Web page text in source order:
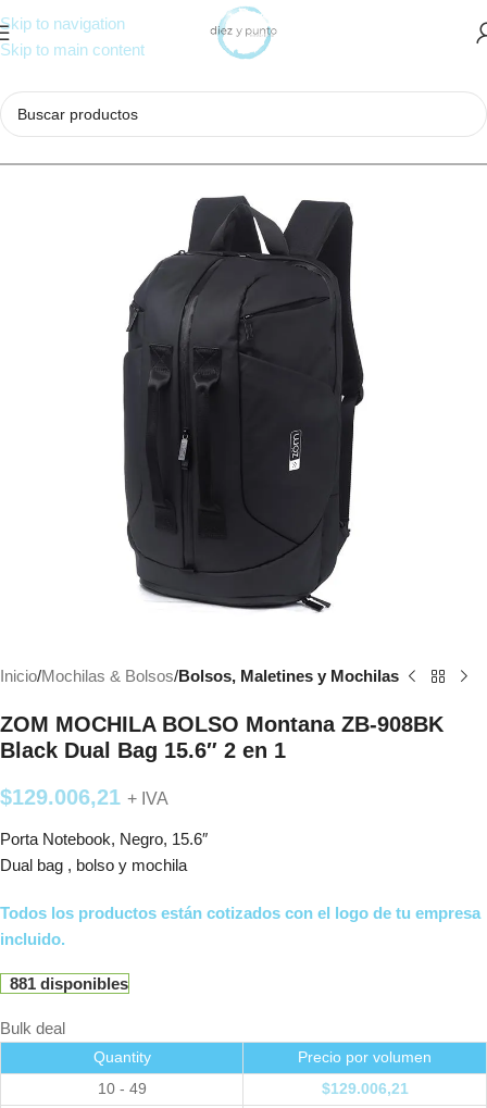
Skip to navigation
Skip to main content
Inicio Mochilas & Bolsos Bolsos, Maletines y Mochilas
ZOM MOCHILA BOLSO Montana ZB-908BK
Black Dual Bag 15.6″ 2 en 1
$129.006,21 + IVA
Porta Notebook, Negro, 15.6″
Dual bag , bolso y mochila
Todos los productos están cotizados con el logo de tu empresa
incluido.
881 disponibles
Bulk deal
Quantity
Precio por volumen
10 - 49
$129.006,21